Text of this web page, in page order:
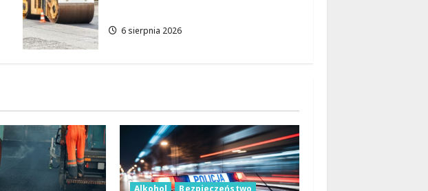
6 sierpnia 2026
Alkohol Bezpieczeństwo